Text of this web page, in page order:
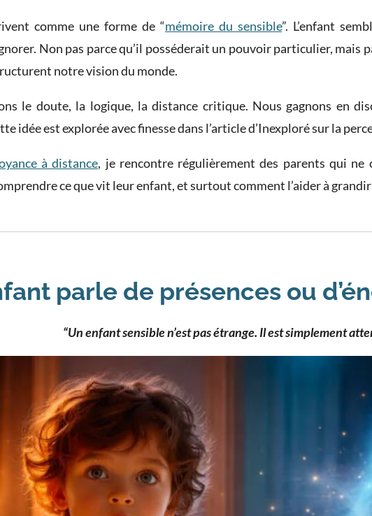
comme une forme de “mémoire du sensible”. L’enfant
Non pas parce qu’il posséderait un pouvoir particulier, mais
notre vision du monde.
le doute, la logique, la distance critique. Nous gagnons en
idée est explorée avec finesse dans l’article d’Inexploré sur la
à distance, je rencontre régulièrement des parents qui
ce que vit leur enfant, et surtout comment l’aider à
parle de présences ou
“Un enfant sensible n’est pas étrange. Il est simplement